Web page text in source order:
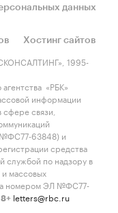
данных
Хостинг сайтов
1995-
«РБК»
информации
связи,
№ФС77-63848) и
средства
службой по надзору в
массовых
номером ЭЛ №ФС77-
letters@rbc.ru